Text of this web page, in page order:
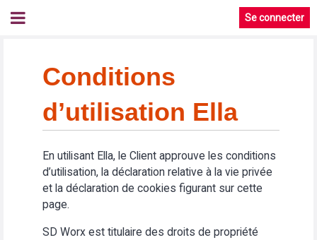
Se connecter
Conditions
d’utilisation Ella
En utilisant Ella, le Client approuve les conditions
d’utilisation, la déclaration relative à la vie privée
et la déclaration de cookies figurant sur cette
page.
SD Worx est titulaire des droits de propriété